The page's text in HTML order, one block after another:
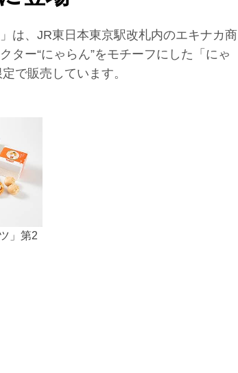
は、JR東日本東京駅改札内のエキナカ商
ター“にゃらん”をモチーフにした「にゃ
で販売しています。
」第2